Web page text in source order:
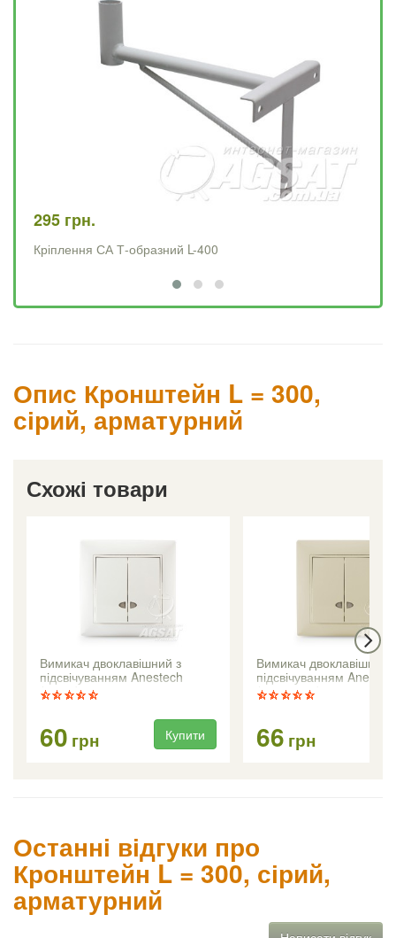
295 грн.
Кріплення СА Т-образний L-400
Опис Кронштейн L = 300,
сірий, арматурний
Схожі товари
Вимикач двоклавішний з
підсвічуванням Anestech
(білий)
60 грн Купити
Вимикач двоклавішний
підсвічуванням
(кремовий)
66 грн
Останні відгуки про
Кронштейн L = 300, сірий,
арматурний